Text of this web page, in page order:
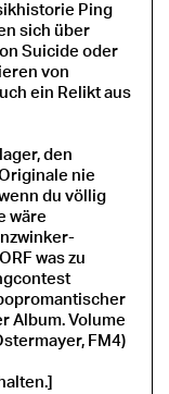
Ping
sich über
Suicide oder
von
ein Relikt aus
den
nie
du völlig
wäre
was zu
Album. Volume
FM4)